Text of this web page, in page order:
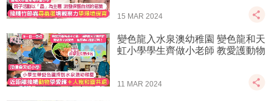
15 MAR 2024
變色龍入水泉澳幼稚園 變色龍和天
虹小學學生齊做小老師 教愛護動物
11 MAR 2024